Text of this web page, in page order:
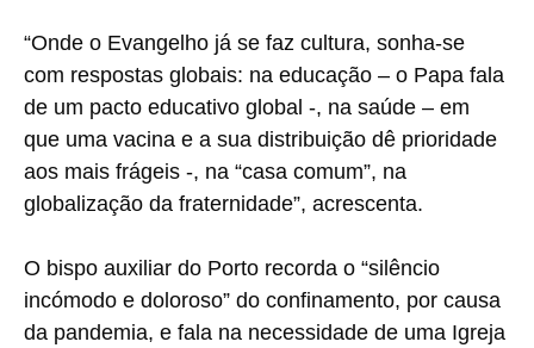
“Onde o Evangelho já se faz cultura, sonha-se
com respostas globais: na educação – o Papa fala
de um pacto educativo global -, na saúde – em
que uma vacina e a sua distribuição dê prioridade
aos mais frágeis -, na “casa comum”, na
globalização da fraternidade”, acrescenta.
O bispo auxiliar do Porto recorda o “silêncio
incómodo e doloroso” do confinamento, por causa
da pandemia, e fala na necessidade de uma Igreja